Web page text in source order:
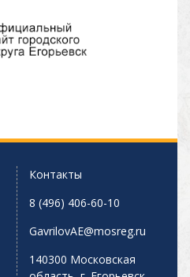
Контакты
8 (496) 406-60-10
GavrilovAE@mosreg.ru
140300 Московская